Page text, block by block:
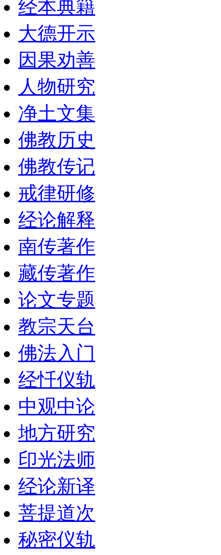
经本典籍
大德开示
因果劝善
人物研究
净土文集
佛教历史
佛教传记
戒律研修
经论解释
南传著作
藏传著作
论文专题
教宗天台
佛法入门
经忏仪轨
中观中论
地方研究
印光法师
经论新译
菩提道次
秘密仪轨